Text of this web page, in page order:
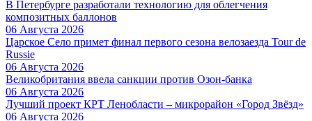
В Петербурге разработали технологию для облегчения
композитных баллонов
06 Августа 2026
Царское Село примет финал первого сезона велозаезда Tour de
Russie
06 Августа 2026
Великобритания ввела санкции против Озон-банка
06 Августа 2026
Лучший проект КРТ Ленобласти – микрорайон «Город Звёзд»
06 Августа 2026